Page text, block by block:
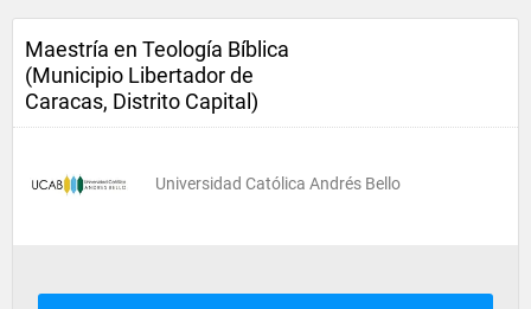
Maestría en Teología Bíblica
(Municipio Libertador de
Caracas, Distrito Capital)
Universidad Católica Andrés Bello